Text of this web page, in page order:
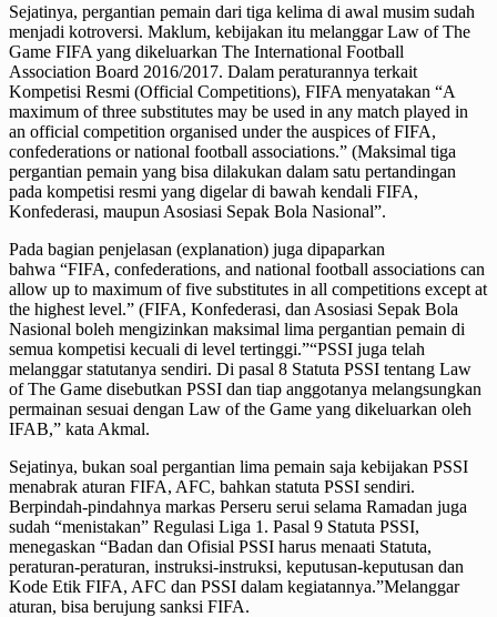
Sejatinya, pergantian pemain dari tiga kelima di awal musim sudah
menjadi kotroversi. Maklum, kebijakan itu melanggar Law of The
Game FIFA yang dikeluarkan The International Football
Association Board 2016/2017. Dalam peraturannya terkait
Kompetisi Resmi (Official Competitions), FIFA menyatakan “A
maximum of three substitutes may be used in any match played in
an official competition organised under the auspices of FIFA,
confederations or national football associations.” (Maksimal tiga
pergantian pemain yang bisa dilakukan dalam satu pertandingan
pada kompetisi resmi yang digelar di bawah kendali FIFA,
Konfederasi, maupun Asosiasi Sepak Bola Nasional”.
Pada bagian penjelasan (explanation) juga dipaparkan
bahwa “FIFA, confederations, and national football associations can
allow up to maximum of five substitutes in all competitions except at
the highest level.” (FIFA, Konfederasi, dan Asosiasi Sepak Bola
Nasional boleh mengizinkan maksimal lima pergantian pemain di
semua kompetisi kecuali di level tertinggi.”“PSSI juga telah
melanggar statutanya sendiri. Di pasal 8 Statuta PSSI tentang Law
of The Game disebutkan PSSI dan tiap anggotanya melangsungkan
permainan sesuai dengan Law of the Game yang dikeluarkan oleh
IFAB,” kata Akmal.
Sejatinya, bukan soal pergantian lima pemain saja kebijakan PSSI
menabrak aturan FIFA, AFC, bahkan statuta PSSI sendiri.
Berpindah-pindahnya markas Perseru serui selama Ramadan juga
sudah “menistakan” Regulasi Liga 1. Pasal 9 Statuta PSSI,
menegaskan “Badan dan Ofisial PSSI harus menaati Statuta,
peraturan-peraturan, instruksi-instruksi, keputusan-keputusan dan
Kode Etik FIFA, AFC dan PSSI dalam kegiatannya.”Melanggar
aturan, bisa berujung sanksi FIFA.